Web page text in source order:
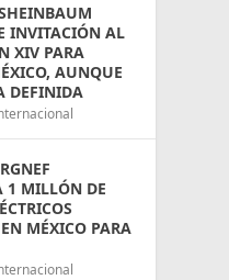
INVITACIÓN AL
XIV PARA
AUNQUE
DEFINIDA
1 MILLÓN DE
MÉXICO PARA